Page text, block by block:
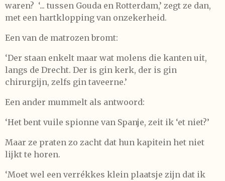
waren? ‘... tussen Gouda en Rotterdam,’ zegt ze dan,
met een hartklopping van onzekerheid.
Een van de matrozen bromt:
‘Der staan enkelt maar wat molens die kanten uit,
langs de Drecht. Der is gin kerk, der is gin
chirurgijn, zelfs gin taveerne.’
Een ander mummelt als antwoord:
‘Het bent vuile spionne van Spanje, zeit ik ‘et niet?’
Maar ze praten zo zacht dat hun kapitein het niet
lijkt te horen.
‘Moet wel een verrékkes klein plaatsje zijn dat ik